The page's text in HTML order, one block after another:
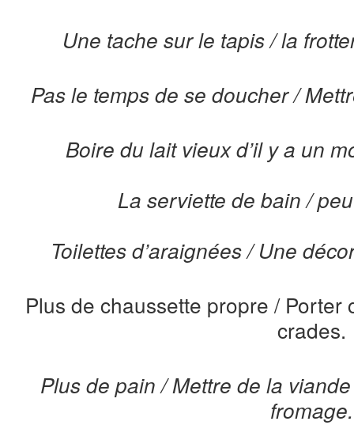
Une tache sur le tapis / la
Pas le temps de se doucher /
Boire du lait vieux d’il y a un
La serviette de bain /
Toilettes d’araignées / Une
Plus de chaussette propre /
crades.
Plus de pain / Mettre de la
fromage.